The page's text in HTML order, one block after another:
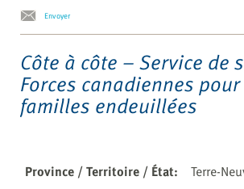
Envoyer
Côte à côte – Service de
Forces canadiennes
familles endeuillées
Province / Territoire / État:
Terre-